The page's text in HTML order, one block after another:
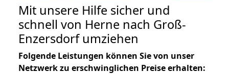
Mit unsere Hilfe sicher und
schnell von Herne nach Groß-
Enzersdorf umziehen
Folgende Leistungen können Sie von unser
Netzwerk zu erschwinglichen Preise erhalten: